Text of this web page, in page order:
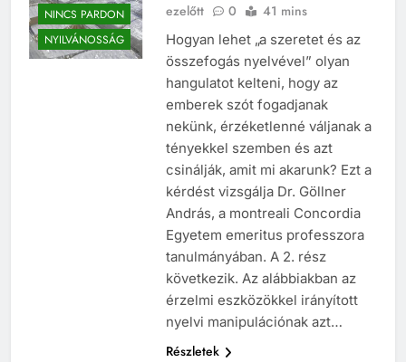
NINCS PARDON
NYILVÁNOSSÁG
ezelőtt
0 41 mins
Hogyan lehet „a szeretet és az
összefogás nyelvével” olyan
hangulatot kelteni, hogy az
emberek szót fogadjanak
nekünk, érzéketlenné váljanak a
tényekkel szemben és azt
csinálják, amit mi akarunk? Ezt a
kérdést vizsgálja Dr. Göllner
András, a montreali Concordia
Egyetem emeritus professzora
tanulmányában. A 2. rész
következik. Az alábbiakban az
érzelmi eszközökkel irányított
nyelvi manipulációnak azt…
Részletek